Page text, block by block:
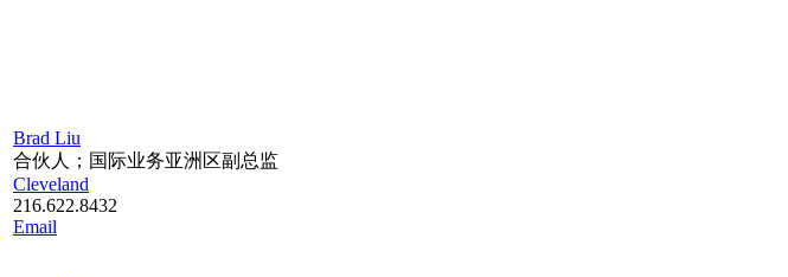
Brad Liu
合伙人；国际业务亚洲区副总监
Cleveland
216.622.8432
Email